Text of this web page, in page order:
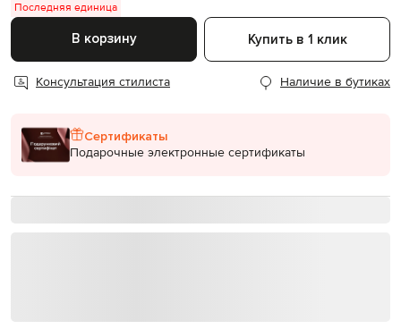
Последняя единица
В корзину Купить в 1 клик
Консультация стилиста Наличие в бутиках
Сертификаты
Подарочные электронные сертификаты